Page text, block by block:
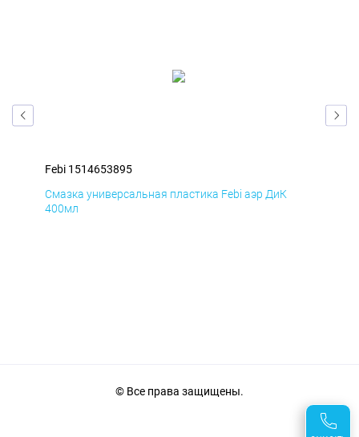
Febi 1514653895
Смазка универсальная пластика Febi аэр ДиК
400мл
© Все права защищены.